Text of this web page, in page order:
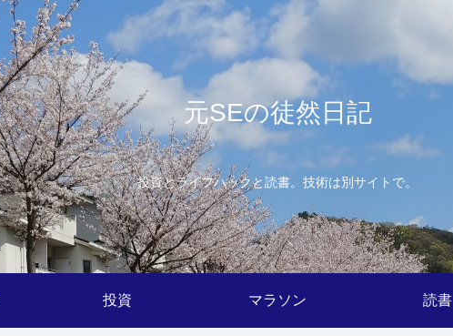
元SEの徒然日記
投資とライフハックと読書。技術は別サイトで。
投資 マラソン 読書